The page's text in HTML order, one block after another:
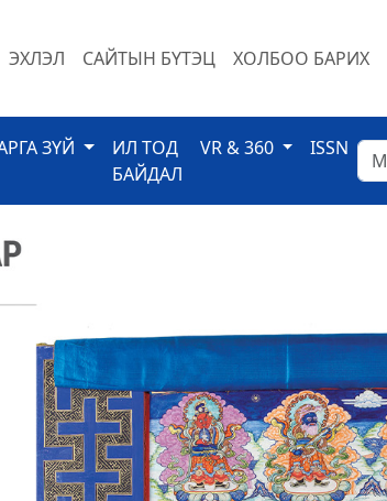
ЭХЛЭЛ САЙТЫН БҮТЭЦ ХОЛБОО БАРИХ
ЗҮЙ
ИЛ ТОД
БАЙДАЛ
VR & 360 ISSN